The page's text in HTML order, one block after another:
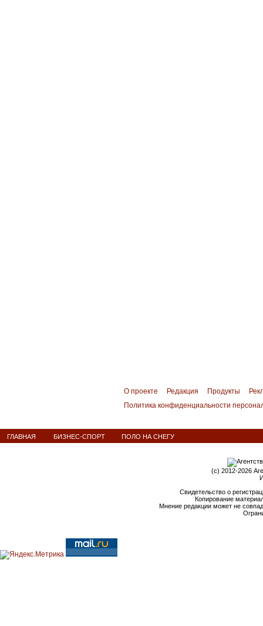
О проекте Редакция Продукты
Политика конфиденциальности
ГЛАВНАЯ БИЗНЕС-СПОРТ ПОЛО НА СНЕГУ
(c) 2012-2026
Свидетельство о
Копирование
Мнение редакции может не